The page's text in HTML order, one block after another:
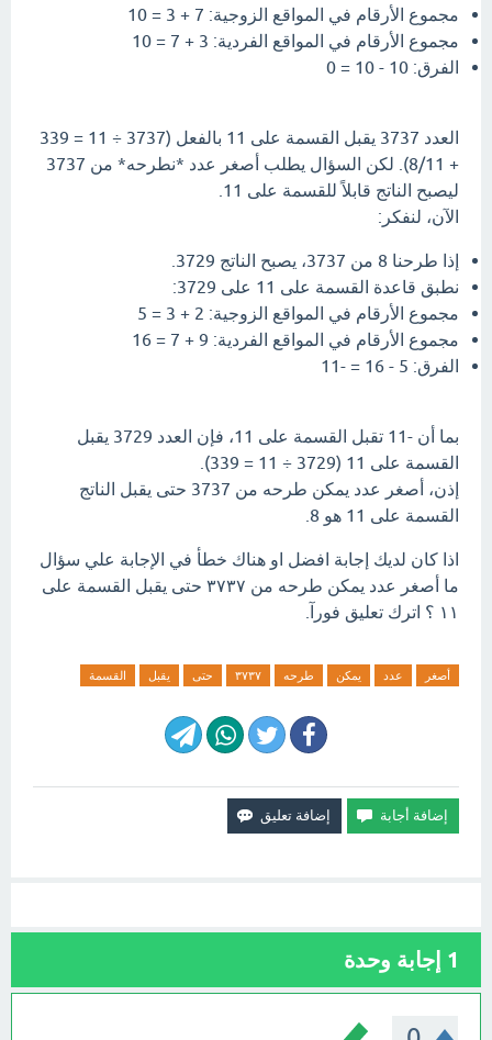
مجموع الأرقام في المواقع الزوجية: 7 + 3 = 10
مجموع الأرقام في المواقع الفردية: 3 + 7 = 10
الفرق: 10 - 10 = 0
العدد 3737 يقبل القسمة على 11 بالفعل (3737 ÷ 11 = 339
+ 8/11). لكن السؤال يطلب أصغر عدد *نطرحه* من 3737
ليصبح الناتج قابلاً للقسمة على 11.
الآن، لنفكر:
إذا طرحنا 8 من 3737، يصبح الناتج 3729.
نطبق قاعدة القسمة على 11 على 3729:
مجموع الأرقام في المواقع الزوجية: 2 + 3 = 5
مجموع الأرقام في المواقع الفردية: 9 + 7 = 16
الفرق: 5 - 16 = -11
بما أن -11 تقبل القسمة على 11، فإن العدد 3729 يقبل
القسمة على 11 (3729 ÷ 11 = 339).
إذن، أصغر عدد يمكن طرحه من 3737 حتى يقبل الناتج
القسمة على 11 هو 8.
اذا كان لديك إجابة افضل او هناك خطأ في الإجابة علي سؤال
ما أصغر عدد يمكن طرحه من ٣٧٣٧ حتى يقبل القسمة على
١١ ؟ اترك تعليق فورآ.
أصغر عدد يمكن طرحه ٣٧٣٧ حتى يقبل القسمة
1 إجابة وحدة